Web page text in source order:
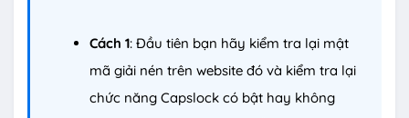
Cách 1: Đầu tiên bạn hãy kiểm tra lại mật
mã giải nén trên website đó và kiểm tra lại
chức năng Capslock có bật hay không